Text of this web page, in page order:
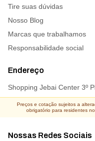
Tire suas dúvidas
Nosso Blog
Marcas que trabalhamos
Responsabilidade social
Endereço
Shopping Jebai Center 3º
Nossas Redes Sociais
Preços e cotação sujeitos a
obrigatório para residentes